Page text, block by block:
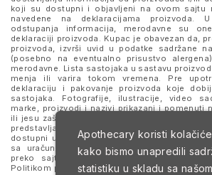
koji su dostupni i objavljeni na ovom sajtu
navedene na deklaracijama proizvoda.
odstupanja informacija, merodavne su
deklaraciji proizvoda. Kupac je obavezan da,
proizvoda, izvrši uvid u podatke sadržane
(posebno na eventualno prisustvo
merodavne. Lista sastojaka u sastavu
menja ili varira tokom vremena. Pre
deklaraciju i pakovanje proizvoda koje
sastojaka. Fotografije, ilustracije, video
marke, proizvodi i nazivi prikazani i pomenuti
ili jesu zaštitni znaci njihovih kompanija.
predstavljaju deo ponude za poručivanje i ne
dostupni u svakom trenutku. Sve cene su
sa uračunatim PDV-om, dok je poručivanje
preko sajta. Nastavkom i upotrebom
Politikom privatnostiiUslovima korišćenja i
Apothecary koristi
kako bismo unapredili
statistiku u skladu sa našom